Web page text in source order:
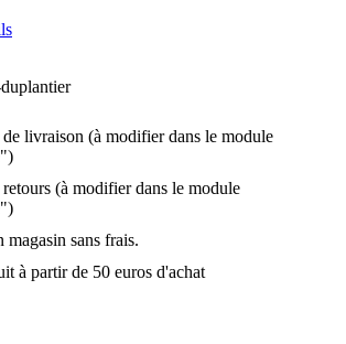
livraison (à modifier dans le module
(à modifier dans le module
magasin sans frais.
à partir de 50 euros d'achat